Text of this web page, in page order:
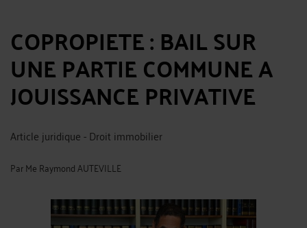
COPROPIETE : BAIL SUR
UNE PARTIE COMMUNE A
JOUISSANCE PRIVATIVE
Article juridique - Droit immobilier
ParMe Raymond AUTEVILLE